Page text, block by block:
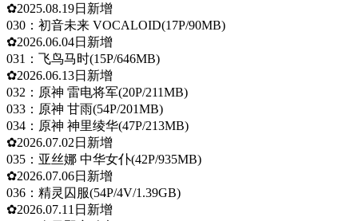
✿2025.08.19日新增
030：初音未来 VOCALOID(17P/90MB)
✿2026.06.04日新增
031：飞鸟马时(15P/646MB)
✿2026.06.13日新增
032：原神 雷电将军(20P/211MB)
033：原神 甘雨(54P/201MB)
034：原神 神里绫华(47P/213MB)
✿2026.07.02日新增
035：亚丝娜 中华女仆(42P/935MB)
✿2026.07.06日新增
036：精灵囚服(54P/4V/1.39GB)
✿2026.07.11日新增